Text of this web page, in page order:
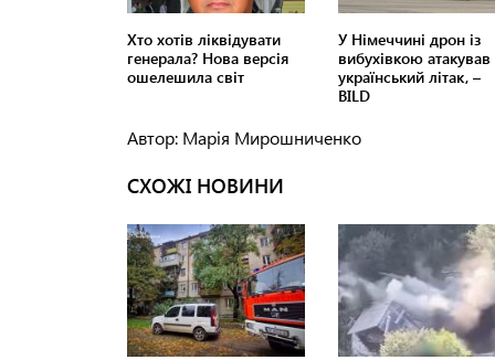
Автор: Марія Мирошниченко
СХОЖІ НОВИНИ